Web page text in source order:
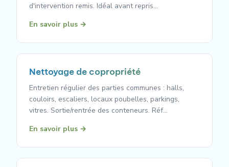
d'intervention remis. Idéal avant repris…
En savoir plus →
Nettoyage de copropriété
Entretien régulier des parties communes : halls,
couloirs, escaliers, locaux poubelles, parkings,
vitres. Sortie/rentrée des conteneurs. Réf…
En savoir plus →